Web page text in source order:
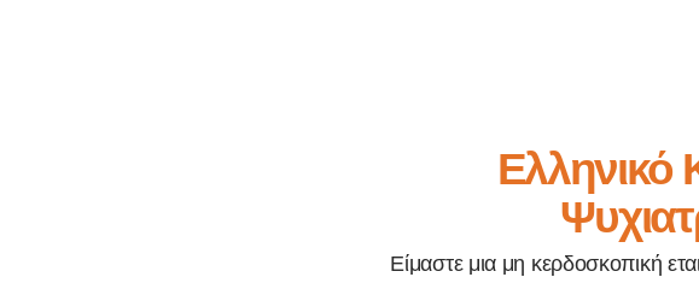
Ελληνικό
Είμαστε μια μη κερδοσκοπική